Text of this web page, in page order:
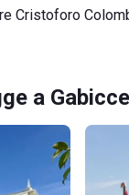
Cristoforo
a